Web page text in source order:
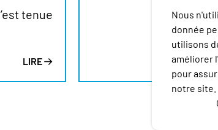
tenue
LIRE
Nous
donnée
utilisons
améliorer
pour
notre site.